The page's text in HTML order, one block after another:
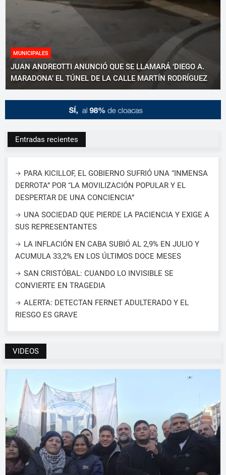
MUNICIPALES
JUAN ANDREOTTI ANUNCIÓ QUE SE LLAMARÁ ‘DIEGO A.
MARADONA’ EL TÚNEL DE LA CALLE MARTÍN RODRÍGUEZ
Entradas recientes
PARA KICILLOF, EL GOBIERNO SUFRIÓ UNA “INMENSA
DERROTA” POR “LA MOVILIZACIÓN POPULAR Y EL
DESPERTAR DE UNA CONCIENCIA”
UNA SOCIEDAD QUE PIERDE LA PACIENCIA Y EXIGE A
SUS REPRESENTANTES
LA INFLACIÓN EN CABA SUBIÓ AL 2,9% EN JULIO Y
ACUMULA 33,2% EN LOS ÚLTIMOS DOCE MESES
SAN CRISTÓBAL: CUANDO LO INVISIBLE SE
CONVIERTE EN TRAGEDIA
ALERTA: DETECTAN FERNET ADULTERADO Y EL
RIESGO ES GRAVE
VIDEOS